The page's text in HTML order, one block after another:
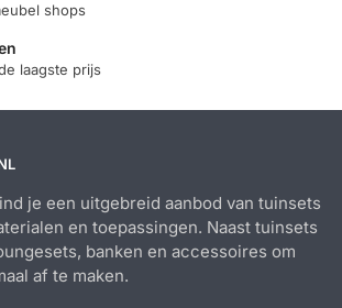
shops
laagste prijs
je een uitgebreid aanbod van tuinsets
en toepassingen. Naast tuinsets
banken en accessoires om
af te maken.